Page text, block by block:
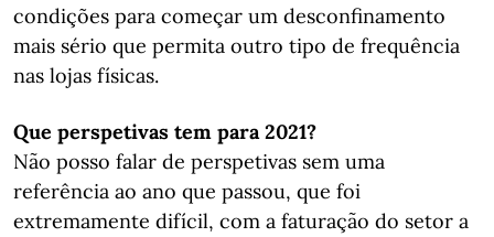
condições para começar um desconfinamento
mais sério que permita outro tipo de frequência
nas lojas físicas.
Que perspetivas tem para 2021?
Não posso falar de perspetivas sem uma
referência ao ano que passou, que foi
extremamente difícil, com a faturação do setor a